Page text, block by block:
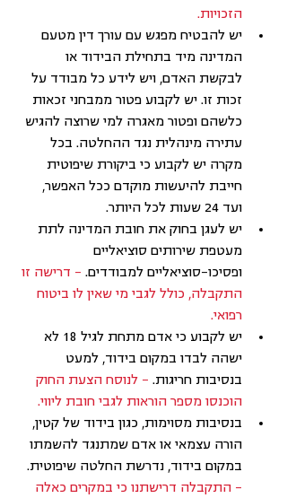
הזכויות.
יש להבטיח מפגש עם עורך דין מטעם
המדינה מיד בתחילת הבידוד או
לבקשת האדם, ויש לידע כל מבודד על
זכות זו. יש לקבוע פטור ממבחני זכאות
כלשהם ופטור מאגרה למי שרוצה להגיש
עתירה מינהלית נגד ההחלטה. בכל
מקרה יש לקבוע כי ביקורת שיפוטית
חייבת להיעשות מוקדם ככל האפשר,
ועד 24 שעות לכל היותר.
יש לעגן בחוק את חובת המדינה לתת
מעטפת שירותים סוציאליים
ופסיכו-סוציאליים למבודדים. – דרישה זו
התקבלה, כולל לגבי מי שאין לו ביטוח
רפואי.
יש לקבוע כי אדם מתחת לגיל 18 לא
ישהה לבדו במקום בידוד, למעט
בנסיבות חריגות. – לנוסח הצעת החוק
הוכנסו מספר הוראות לגבי חובת ליווי.
בנסיבות מסוימות, כגון בידוד של קטין,
הורה עצמאי או אדם שמתנגד להשמתו
במקום בידוד, נדרשת החלטה שיפוטית.
– התקבלה דרישתנו כי במקרים כאלה